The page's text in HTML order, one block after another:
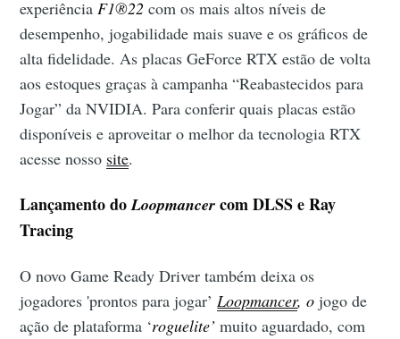
experiênciaF1®22 com os mais altos níveis de
desempenho, jogabilidade mais suave e os gráficos de
alta fidelidade. As placas GeForce RTX estão de volta
aos estoques graças à campanha “Reabastecidos para
Jogar” da NVIDIA. Para conferir quais placas estão
disponíveis e aproveitar o melhor da tecnologia RTX
acesse nosso site.
Lançamento doLoopmancer com DLSS e Ray
Tracing
O novo Game Ready Driver também deixa os
jogadores 'prontos para jogar’Loopmancer, o jogo de
ação de plataforma ‘roguelite’ muito aguardado, com